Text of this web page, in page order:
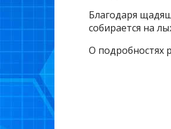
Благодаря
собирается на
О подробностях